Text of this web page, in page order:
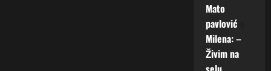
Mato
pavlović
Milena: –
Živim na